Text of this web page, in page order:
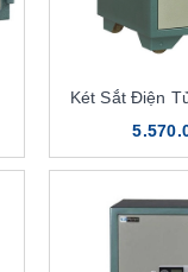
Két Sắt Điện